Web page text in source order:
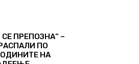
ПРЕПОЗНА“ –
ПО
НА